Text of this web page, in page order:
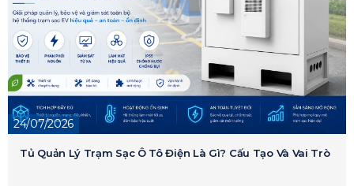
24/07/2026
Tủ Quản Lý Trạm Sạc Ô Tô Điện Là Gì? Cấu Tạo Và Vai Trò